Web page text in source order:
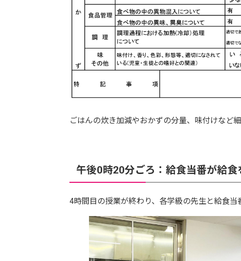
ごはんの炊き加減やおかずの分量、味付けなど
午後0時20分ごろ：給食当番が給
4時間目の授業が終わり、各学級の先生と給食当